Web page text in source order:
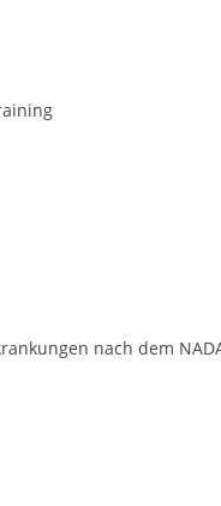
nach dem